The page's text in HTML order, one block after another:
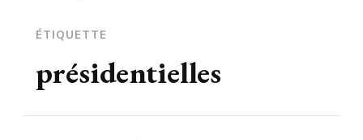
ÉTIQUETTE
présidentielles